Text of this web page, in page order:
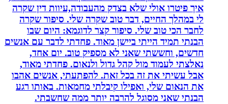
איך פיטרו אולי שלא בצדק מהעבודה,עיוות דין שקרה
לי במהלך החיים, דבר טוב שקרה שלי. סיפור שקרה
לחבר הכי טוב שלי. סיפור קצר לדוגמא: היום שבו
הבנתי תמיד הייתי ביישן מאוד. פחדתי לדבר עם אנשים
חדשים, וחששתי שאני לא מספיק טוב. יום אחד,
נאלצתי לעמוד מול קהל גדול ולנאום. פחדתי מאוד,
אבל עשיתי את זה בכל זאת. להפתעתי, אנשים אהבו
את הנאום שלי, ואפילו קיבלתי מחמאות. באותו רגע
הבנתי שאני מסוגל להרבה יותר ממה שחשבתי.